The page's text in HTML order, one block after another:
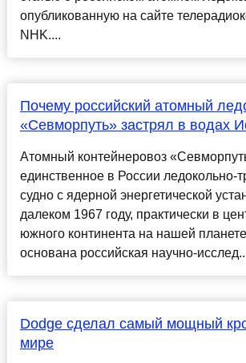
опубликованную на сайте
NHK....
Почему российский атомный
«Севморпуть» застрял в водах
Атомный контейнеровоз
единственное в России ледокольно-
судно с ядерной энергетической
далеком 1967 году, практически в
южного континента на нашей
основана российская научно-
Dodge сделал самый мощный
мире